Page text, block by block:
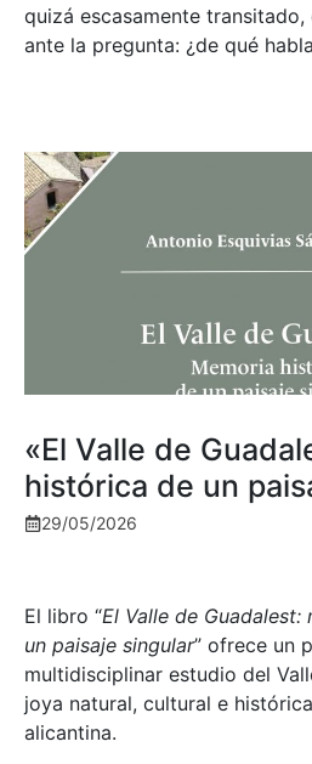
quizá escasamente
ante la pregunta: ¿de qué
«El Valle de
histórica de un
29/05/2026
El libro “El Valle de
un paisaje singular” ofrece un
multidisciplinar estudio del
joya natural, cultural e
alicantina.